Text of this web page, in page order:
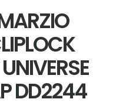
DD2244